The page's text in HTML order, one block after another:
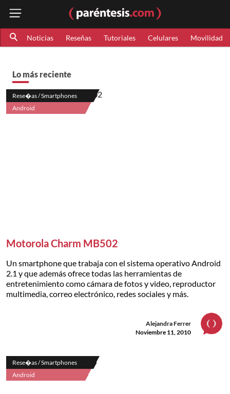
Noticias Reseñas Tutoriales Celulares Movilidad
Lo más reciente
Rese�as / Smartphones
Android
Motorola Charm MB502
Un smartphone que trabaja con el sistema operativo Android
2.1 y que además ofrece todas las herramientas de
entretenimiento como cámara de fotos y video, reproductor
multimedia, correo electrónico, redes sociales y más.
Alejandra Ferrer
Noviembre 11, 2010
Rese�as / Smartphones
Android